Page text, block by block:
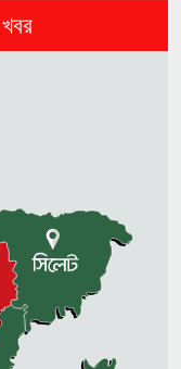
বসতভিটা
বহিষ্কারাদেশ